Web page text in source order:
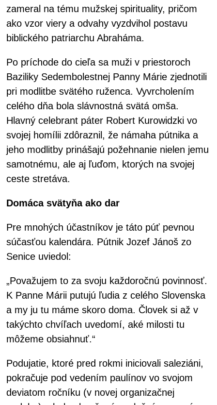
zameral na tému mužskej spirituality, pričom
ako vzor viery a odvahy vyzdvihol postavu
biblického patriarchu Abraháma.
Po príchode do cieľa sa muži v priestoroch
Baziliky Sedembolestnej Panny Márie zjednotili
pri modlitbe svätého ruženca. Vyvrcholením
celého dňa bola slávnostná svätá omša.
Hlavný celebrant páter Robert Kurowidzki vo
svojej homílii zdôraznil, že námaha pútnika a
jeho modlitby prinášajú požehnanie nielen jemu
samotnému, ale aj ľuďom, ktorých na svojej
ceste stretáva.
Domáca svätyňa ako dar
Pre mnohých účastníkov je táto púť pevnou
súčasťou kalendára. Pútnik Jozef Jánoš zo
Senice uviedol:
„Považujem to za svoju každoročnú povinnosť.
K Panne Márii putujú ľudia z celého Slovenska
a my ju tu máme skoro doma. Človek si až v
takýchto chvíľach uvedomí, aké milosti tu
môžeme obsiahnuť.“
Podujatie, ktoré pred rokmi iniciovali saleziáni,
pokračuje pod vedením paulínov vo svojom
deviatom ročníku (v novej organizačnej